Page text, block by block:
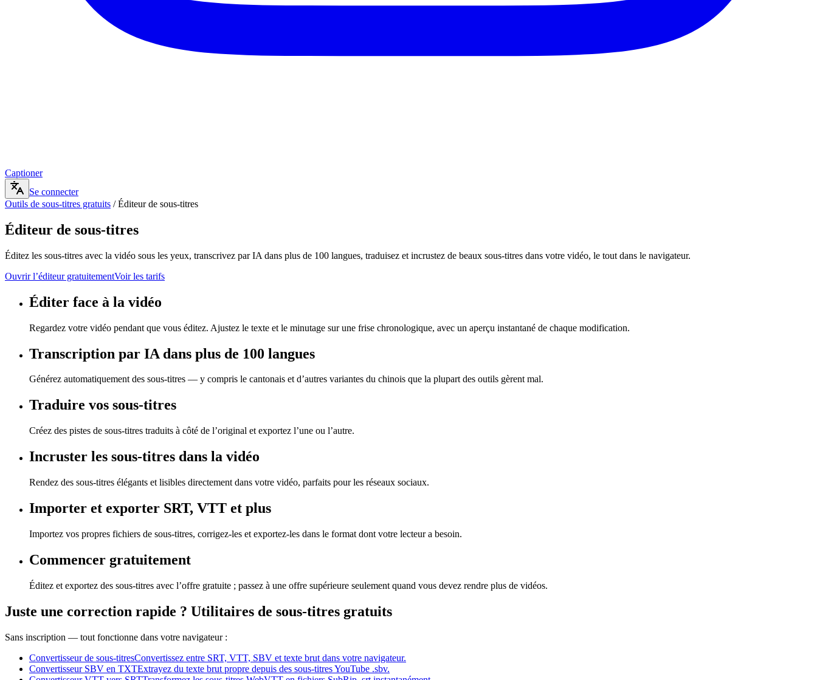
Captioner
Se connecter
Outils de sous-titres gratuits /Éditeur de sous-titres
Éditeur de sous-titres
Éditez les sous-titres avec la vidéo sous les yeux, transcrivez par IA dans plus de 100 langues, traduisez et incrustez de beaux sous-titres dans votre vidéo, le tout dans le navigateur.
Ouvrir l’éditeur gratuitementVoir les tarifs
Éditer face à la vidéo
Regardez votre vidéo pendant que vous éditez. Ajustez le texte et le minutage sur une frise chronologique, avec un aperçu instantané de chaque modification.
Transcription par IA dans plus de 100 langues
Générez automatiquement des sous-titres — y compris le cantonais et d’autres variantes du chinois que la plupart des outils gèrent mal.
Traduire vos sous-titres
Créez des pistes de sous-titres traduits à côté de l’original et exportez l’une ou l’autre.
Incruster les sous-titres dans la vidéo
Rendez des sous-titres élégants et lisibles directement dans votre vidéo, parfaits pour les réseaux sociaux.
Importer et exporter SRT, VTT et plus
Importez vos propres fichiers de sous-titres, corrigez-les et exportez-les dans le format dont votre lecteur a besoin.
Commencer gratuitement
Éditez et exportez des sous-titres avec l’offre gratuite ; passez à une offre supérieure seulement quand vous devez rendre plus de vidéos.
Juste une correction rapide ? Utilitaires de sous-titres gratuits
Sans inscription — tout fonctionne dans votre navigateur :
Convertisseur de sous-titresConvertissez entre SRT, VTT, SBV et texte brut dans votre navigateur.
Convertisseur SBV en TXTExtrayez du texte brut propre depuis des sous-titres YouTube .sbv.